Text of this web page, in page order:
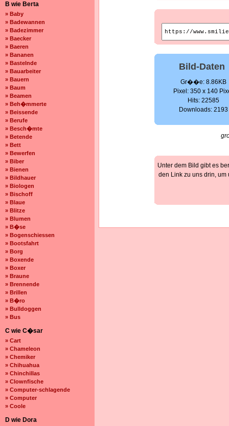
B wie Berta
» Baby
» Badewannen
» Badezimmer
» Baecker
» Baeren
» Bananen
» Bastelnde
» Bauarbeiter
» Bauern
» Baum
» Beamen
» Beh�mmerte
» Beissende
» Berufe
» Besch�mte
» Betende
» Bett
» Bewerfen
» Biber
» Bienen
» Bildhauer
» Biologen
» Bischoff
» Blaue
» Blitze
» Blumen
» B�se
» Bogenschiessen
» Bootsfahrt
» Borg
» Boxende
» Boxer
» Braune
» Brennende
» Brillen
» B�ro
» Bulldoggen
» Bus
C wie C�sar
» Cart
» Chameleon
» Chemiker
» Chihuahua
» Chinchillas
» Clownfische
» Computer-schlagende
» Computer
» Coole
D wie Dora
Bild-Daten
Gr��e: 8.86KB
Pixel: 350 x 140
Hits: 22585
Downloads: 2193
Unter dem Bild gibt es
den Link zu uns drin,